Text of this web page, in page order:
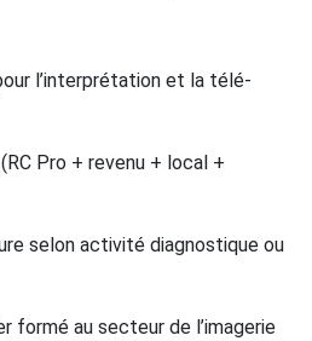
l’interprétation et la télé-
Pro + revenu + local +
selon activité diagnostique ou
formé au secteur de l’imagerie